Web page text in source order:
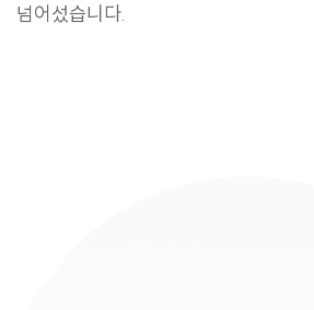
넘어섰습니다.